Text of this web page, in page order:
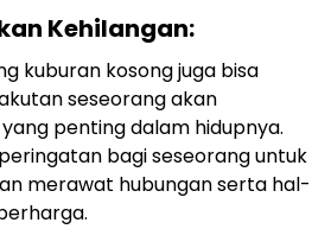
Kehilangan:
kuburan kosong juga bisa
seseorang akan
penting dalam hidupnya.
bagi seseorang untuk
merawat hubungan serta hal-